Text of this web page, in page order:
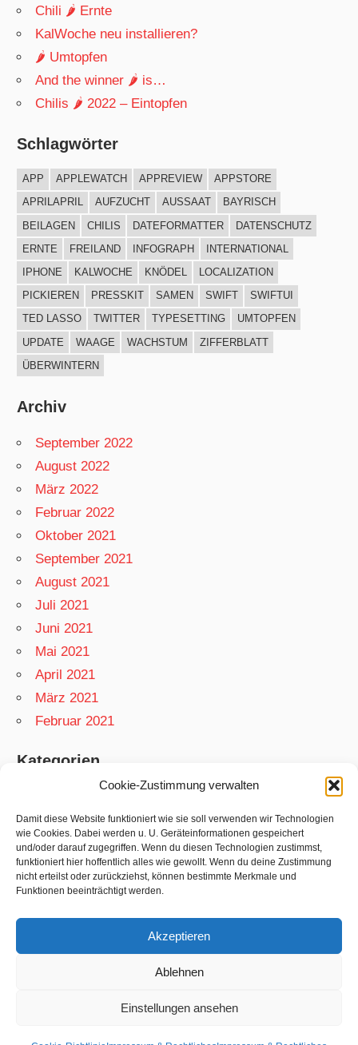
Cookie-Zustimmung verwalten
Damit diese Website funktioniert wie sie soll verwenden wir Technologien
wie Cookies. Dabei werden u. U. Geräteinformationen gespeichert
und/oder darauf zugegriffen. Wenn du diesen Technologien zustimmst,
funktioniert hier hoffentlich alles wie gewollt. Wenn du deine Zustimmung
nicht erteilst oder zurückziehst, können bestimmte Merkmale und
Funktionen beeinträchtigt werden.
Akzeptieren
Ablehnen
Einstellungen ansehen
Chili 🌶 Ernte
KalWoche neu installieren?
🌶 Umtopfen
And the winner 🌶 is…
Chilis 🌶 2022 – Eintopfen
Schlagwörter
APP APPLEWATCH APPREVIEW
APPSTORE
APRILAPRIL
AUFZUCHT AUSSAAT
BAYRISCH
BEILAGEN
CHILIS DATEFORMATTER
DATENSCHUTZ
ERNTE
FREILAND INFOGRAPH
INTERNATIONAL
IPHONE
KALWOCHE KNÖDEL
LOCALIZATION
PICKIEREN
PRESSKIT SAMEN SWIFT
SWIFTUI
TED LASSO
TWITTER TYPESETTING
UMTOPFEN
UPDATE
WAAGE WACHSTUM
ZIFFERBLATT
ÜBERWINTERN
Archiv
September 2022
August 2022
März 2022
Februar 2022
Oktober 2021
September 2021
August 2021
Juli 2021
Juni 2021
Mai 2021
April 2021
März 2021
Februar 2021
Kategorien
Garten
Matthias
Netzwelt
Rezepte
ThemeZee.